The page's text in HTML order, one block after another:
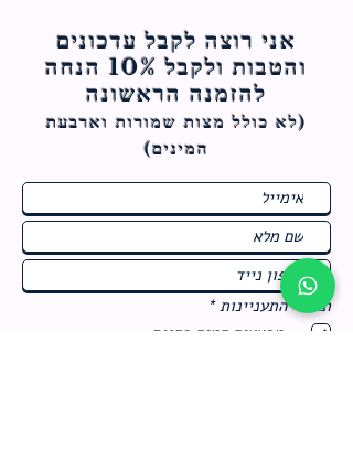
אני רוצה לקבל עדכונים
והטבות ולקבל 10% הנחה
להזמנה הראשונה
(לא כולל מצות שמורות וארבעת
המינים)
תחומי התעניינות *
ב
מבצעים חמים בחנות